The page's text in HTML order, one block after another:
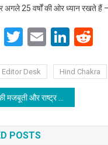
अगले 25 वर्षों की ओर ध्‍यान रखते
Facebook
Twitter
Email
Editor Desk Hind Chakra
में प्रेस और पत्रकारों की भूमिका अत्यंत महत्वपूर्ण: अश्विनी कुमार चौबे
POSTS